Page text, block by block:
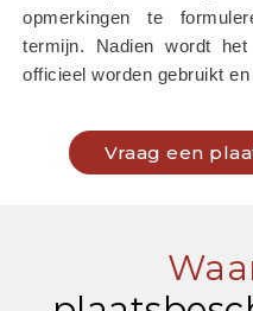
opmerkingen te
termijn. Nadien wordt
officieel worden gebruikt
Vraag een